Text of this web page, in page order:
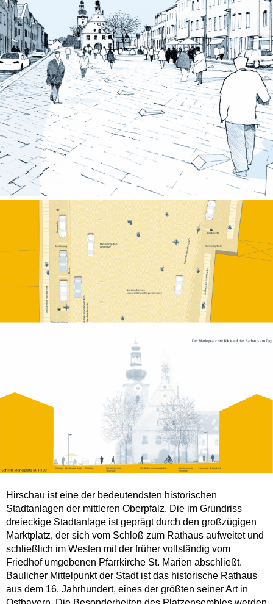
Hirschau ist eine der bedeutendsten historischen
Stadtanlagen der mittleren Oberpfalz. Die im Grundriss
dreieckige Stadtanlage ist geprägt durch den großzügigen
Marktplatz, der sich vom Schloß zum Rathaus aufweitet und
schließlich im Westen mit der früher vollständig vom
Friedhof umgebenen Pfarrkirche St. Marien abschließt.
Baulicher Mittelpunkt der Stadt ist das historische Rathaus
aus dem 16. Jahrhundert, eines der größten seiner Art in